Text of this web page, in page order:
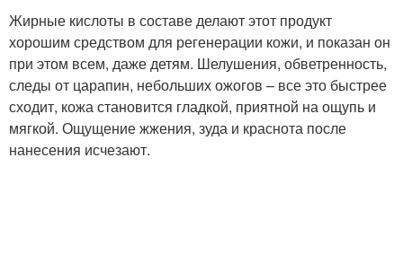
Жирные кислоты в составе делают этот продукт
хорошим средством для регенерации кожи, и показан он
при этом всем, даже детям. Шелушения, обветренность,
следы от царапин, небольших ожогов – все это быстрее
сходит, кожа становится гладкой, приятной на ощупь и
мягкой. Ощущение жжения, зуда и краснота после
нанесения исчезают.